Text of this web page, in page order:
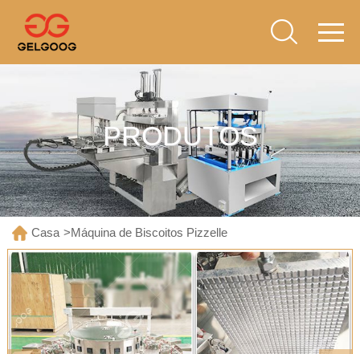
PRODUTOS
Casa >Máquina de Biscoitos Pizzelle